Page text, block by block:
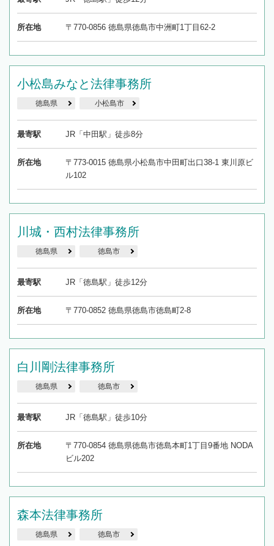
所在地 〒770-0856 徳島県徳島市中洲町1丁目62-2
小松島みなと法律事務所
徳島県 小松島市
最寄駅 JR「中田駅」徒歩8分
所在地
〒773-0015 徳島県小松島市中田町出口38-1 東川原ビ
ル102
川城・西村法律事務所
徳島県 徳島市
最寄駅 JR「徳島駅」徒歩12分
所在地 〒770-0852 徳島県徳島市徳島町2-8
白川剛法律事務所
徳島県 徳島市
最寄駅 JR「徳島駅」徒歩10分
所在地
〒770-0854 徳島県徳島市徳島本町1丁目9番地 NODA
ビル202
森本法律事務所
徳島県 徳島市